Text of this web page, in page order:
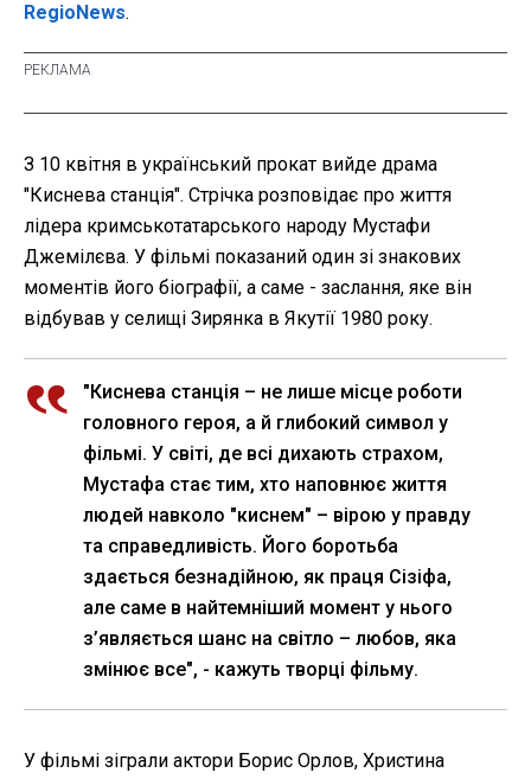
RegioNews.
З 10 квітня в український прокат вийде драма
"Киснева станція". Стрічка розповідає про життя
лідера кримськотатарського народу Мустафи
Джемілєва. У фільмі показаний один зі знакових
моментів його біографії, а саме - заслання, яке він
відбував у селищі Зирянка в Якутії 1980 року.
"Киснева станція – не лише місце роботи
головного героя, а й глибокий символ у
фільмі. У світі, де всі дихають страхом,
Мустафа стає тим, хто наповнює життя
людей навколо "киснем" – вірою у правду
та справедливість. Його боротьба
здається безнадійною, як праця Сізіфа,
але саме в найтемніший момент у нього
з’являється шанс на світло – любов, яка
змінює все", - кажуть творці фільму.
У фільмі зіграли актори Борис Орлов, Христина